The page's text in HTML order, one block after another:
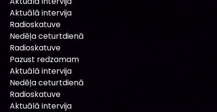
Aktuālā intervija
Radioskatuve
Nedēļa ceturtdienā
Radioskatuve
Pazust redzamam
Aktuālā intervija
Nedēļa ceturtdienā
Radioskatuve
Aktuālā intervija